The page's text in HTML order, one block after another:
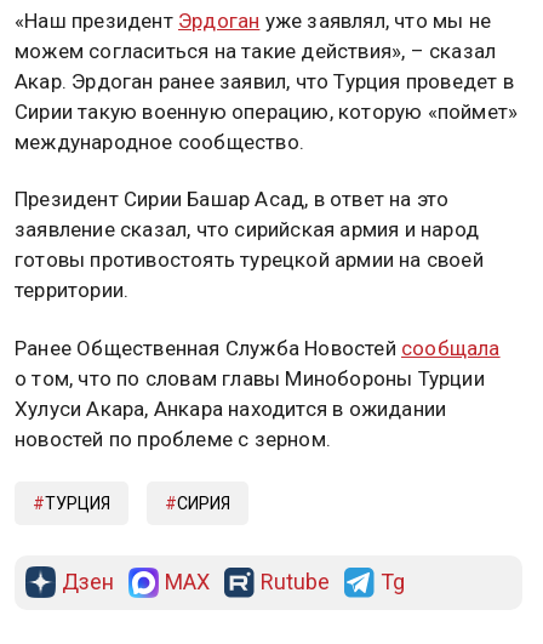
«Наш президент Эрдоган уже заявлял, что мы не
можем согласиться на такие действия», – сказал
Акар. Эрдоган ранее заявил, что Турция проведет в
Сирии такую военную операцию, которую «поймет»
международное сообщество.
Президент Сирии Башар Асад, в ответ на это
заявление сказал, что сирийская армия и народ
готовы противостоять турецкой армии на своей
территории.
Ранее Общественная Служба Новостей сообщала
о том, что по словам главы Минобороны Турции
Хулуси Акара, Анкара находится в ожидании
новостей по проблеме с зерном.
ТУРЦИЯ СИРИЯ
Дзен MAX Rutube Tg